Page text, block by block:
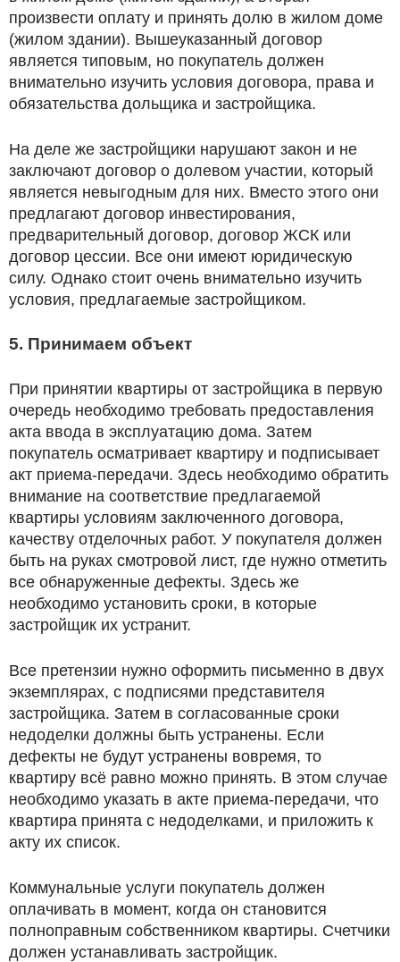
произвести оплату и принять долю в жилом доме
(жилом здании). Вышеуказанный договор
является типовым, но покупатель должен
внимательно изучить условия договора, права и
обязательства дольщика и застройщика.
На деле же застройщики нарушают закон и не
заключают договор о долевом участии, который
является невыгодным для них. Вместо этого они
предлагают договор инвестирования,
предварительный договор, договор ЖСК или
договор цессии. Все они имеют юридическую
силу. Однако стоит очень внимательно изучить
условия, предлагаемые застройщиком.
5. Принимаем объект
При принятии квартиры от застройщика в первую
очередь необходимо требовать предоставления
акта ввода в эксплуатацию дома. Затем
покупатель осматривает квартиру и подписывает
акт приема-передачи. Здесь необходимо обратить
внимание на соответствие предлагаемой
квартиры условиям заключенного договора,
качеству отделочных работ. У покупателя должен
быть на руках смотровой лист, где нужно отметить
все обнаруженные дефекты. Здесь же
необходимо установить сроки, в которые
застройщик их устранит.
Все претензии нужно оформить письменно в двух
экземплярах, с подписями представителя
застройщика. Затем в согласованные сроки
недоделки должны быть устранены. Если
дефекты не будут устранены вовремя, то
квартиру всё равно можно принять. В этом случае
необходимо указать в акте приема-передачи, что
квартира принята с недоделками, и приложить к
акту их список.
Коммунальные услуги покупатель должен
оплачивать в момент, когда он становится
полноправным собственником квартиры. Счетчики
должен устанавливать застройщик.